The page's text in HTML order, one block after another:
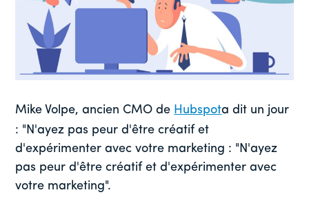
Mike Volpe, ancien CMO de Hubspota dit un jour
: "N'ayez pas peur d'être créatif et
d'expérimenter avec votre marketing : "N'ayez
pas peur d'être créatif et d'expérimenter avec
votre marketing".